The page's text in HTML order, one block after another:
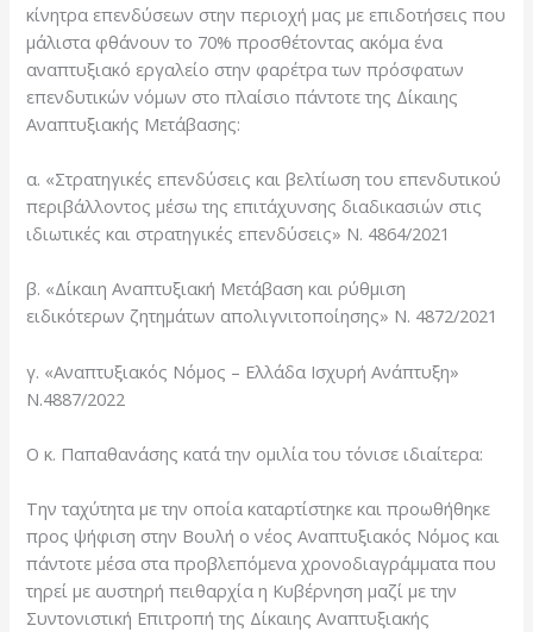
κίνητρα επενδύσεων στην περιοχή μας με επιδοτήσεις που
μάλιστα φθάνουν το 70% προσθέτοντας ακόμα ένα
αναπτυξιακό εργαλείο στην φαρέτρα των πρόσφατων
επενδυτικών νόμων στο πλαίσιο πάντοτε της Δίκαιης
Αναπτυξιακής Μετάβασης:
α. «Στρατηγικές επενδύσεις και βελτίωση του επενδυτικού
περιβάλλοντος μέσω της επιτάχυνσης διαδικασιών στις
ιδιωτικές και στρατηγικές επενδύσεις» Ν. 4864/2021
β. «Δίκαιη Αναπτυξιακή Μετάβαση και ρύθμιση
ειδικότερων ζητημάτων απολιγνιτοποίησης» Ν. 4872/2021
γ. «Αναπτυξιακός Νόμος – Ελλάδα Ισχυρή Ανάπτυξη»
Ν.4887/2022
Ο κ. Παπαθανάσης κατά την ομιλία του τόνισε ιδιαίτερα:
Την ταχύτητα με την οποία καταρτίστηκε και προωθήθηκε
προς ψήφιση στην Βουλή ο νέος Αναπτυξιακός Νόμος και
πάντοτε μέσα στα προβλεπόμενα χρονοδιαγράμματα που
τηρεί με αυστηρή πειθαρχία η Κυβέρνηση μαζί με την
Συντονιστική Επιτροπή της Δίκαιης Αναπτυξιακής